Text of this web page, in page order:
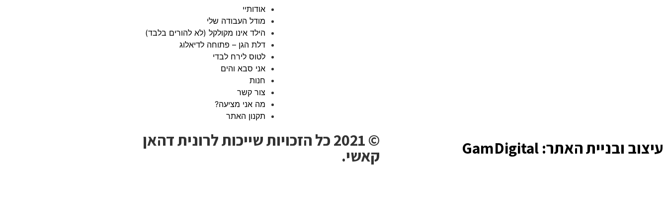
אודותיי
מודל העבודה שלי
הילד אינו מקולקל (לא להורים בלבד)
דלת הגן – פתוחה לדיאלוג
לטוס לירח לבדי
אני סבא והים
חנות
צור קשר
מה אני מציעה?
תקנון האתר
עיצוב ובניית האתר: GamDigital © 2021 כל הזכויות שייכות לרונית דהאן
קאשי.